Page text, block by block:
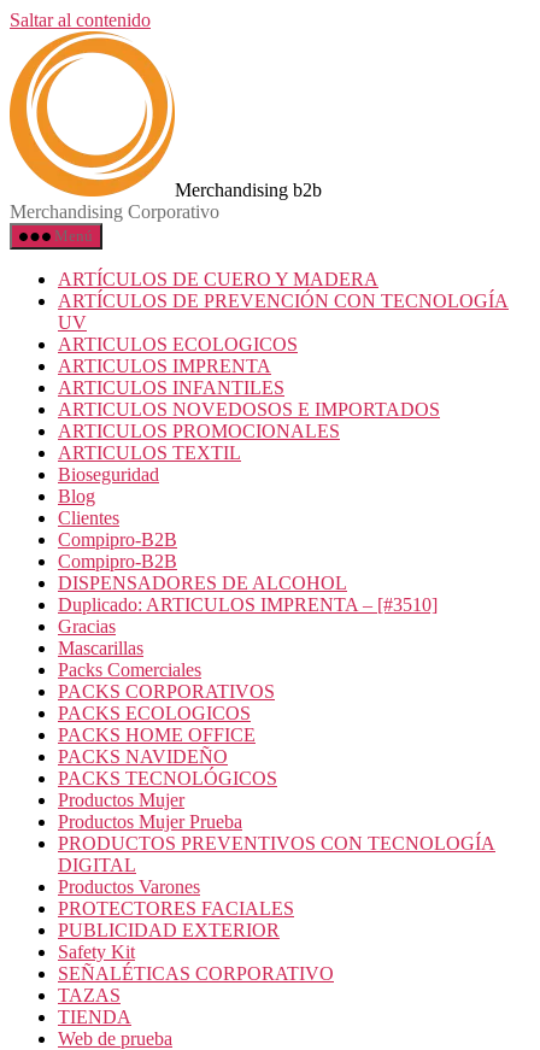
Saltar al contenido
Merchandising b2b
Merchandising Corporativo
Menú
ARTÍCULOS DE CUERO Y MADERA
ARTÍCULOS DE PREVENCIÓN CON TECNOLOGÍA
UV
ARTICULOS ECOLOGICOS
ARTICULOS IMPRENTA
ARTICULOS INFANTILES
ARTICULOS NOVEDOSOS E IMPORTADOS
ARTICULOS PROMOCIONALES
ARTICULOS TEXTIL
Bioseguridad
Blog
Clientes
Compipro-B2B
Compipro-B2B
DISPENSADORES DE ALCOHOL
Duplicado: ARTICULOS IMPRENTA – [#3510]
Gracias
Mascarillas
Packs Comerciales
PACKS CORPORATIVOS
PACKS ECOLOGICOS
PACKS HOME OFFICE
PACKS NAVIDEÑO
PACKS TECNOLÓGICOS
Productos Mujer
Productos Mujer Prueba
PRODUCTOS PREVENTIVOS CON TECNOLOGÍA
DIGITAL
Productos Varones
PROTECTORES FACIALES
PUBLICIDAD EXTERIOR
Safety Kit
SEÑALÉTICAS CORPORATIVO
TAZAS
TIENDA
Web de prueba